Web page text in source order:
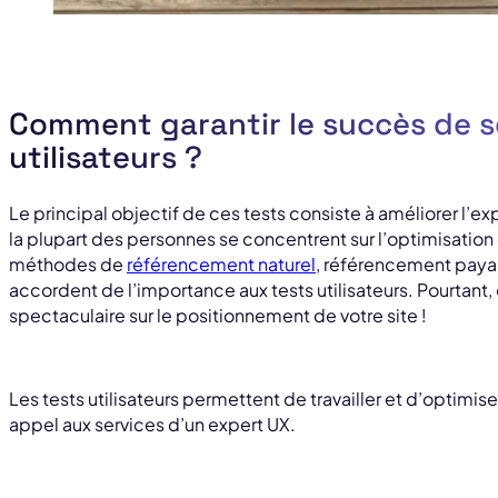
Comment garantir le succès de
utilisateurs ?
Le principal objectif de ces tests consiste à améliorer
la plupart des personnes se concentrent sur
méthodes de référencement naturel, référencement
accordent de l’importance aux tests utilisateurs.
spectaculaire sur le positionnement de votre site !
Les tests utilisateurs permettent de travailler et
appel aux services d’un expert UX.